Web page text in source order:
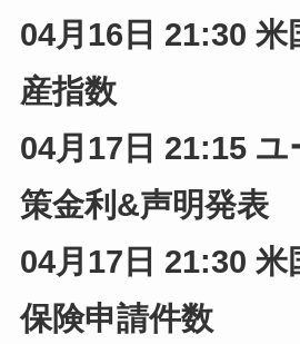
04月16日 21:30 米
産指数
04月17日 21:15
策金利&声明発表
04月17日 21:30 米
保険申請件数